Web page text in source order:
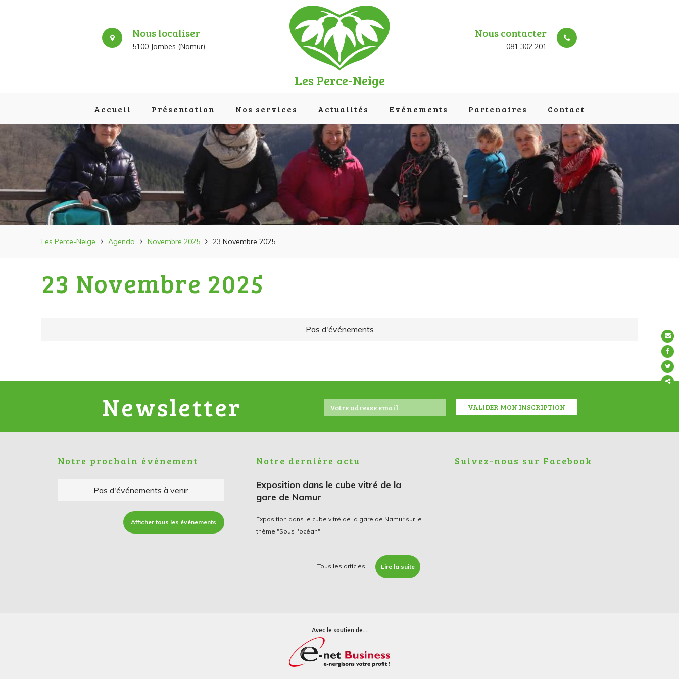
Les Perce-Neige
Nous localiser
5100 Jambes (Namur)
Nous contacter
081 302 201
Accueil Présentation Nos services Actualités Evénements Partenaires Contact
Les Perce-Neige Agenda Novembre 2025 23 Novembre 2025
23 Novembre 2025
Pas d'événements
Newsletter
Notre prochain événement
Pas d'événements à venir
Afficher tous les événements
Notre dernière actu
Exposition dans le cube vitré de la
gare de Namur
Exposition dans le cube vitré de la gare de Namur sur le
thème "Sous l'océan".
Tous les articles Lire la suite
Suivez-nous sur Facebook
Avec le soutien de...